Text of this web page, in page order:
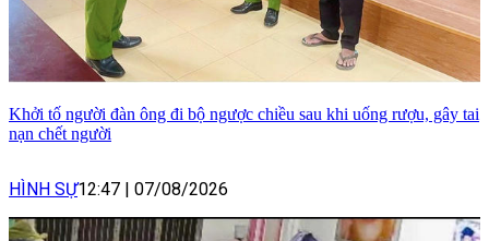
Khởi tố người đàn ông đi bộ ngược chiều sau khi uống rượu, gây tai
nạn chết người
HÌNH SỰ12:47 07/08/2026